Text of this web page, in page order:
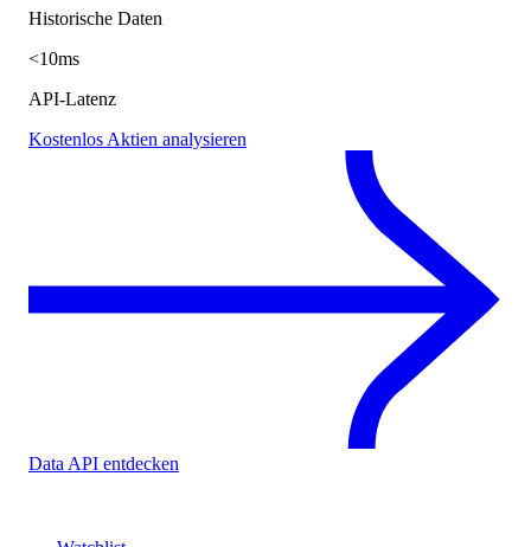
Historische Daten
<10ms
API-Latenz
Kostenlos Aktien analysieren
Data API entdecken